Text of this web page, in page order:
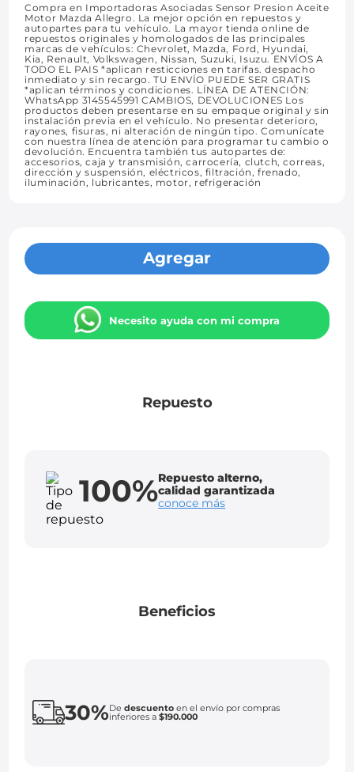
Compra en Importadoras Asociadas Sensor Presion Aceite
Motor Mazda Allegro. La mejor opción en repuestos y
autopartes para tu vehículo. La mayor tienda online de
repuestos originales y homologados de las principales
marcas de vehículos: Chevrolet, Mazda, Ford, Hyundai,
Kia, Renault, Volkswagen, Nissan, Suzuki, Isuzu. ENVÍOS A
TODO EL PAIS *aplican resticciones en tarifas. despacho
inmediato y sin recargo. TU ENVÍO PUEDE SER GRATIS
*aplican términos y condiciones. LÍNEA DE ATENCIÓN:
WhatsApp 3145545991 CAMBIOS, DEVOLUCIONES Los
productos deben presentarse en su empaque original y sin
instalación previa en el vehículo. No presentar deterioro,
rayones, fisuras, ni alteración de ningún tipo. Comunícate
con nuestra línea de atención para programar tu cambio o
devolución. Encuentra también tus autopartes de:
accesorios, caja y transmisión, carrocería, clutch, correas,
dirección y suspensión, eléctricos, filtración, frenado,
iluminación, lubricantes, motor, refrigeración
Agregar
Necesito ayuda con mi compra
Repuesto
100%Repuesto alterno,
calidad garantizada
conoce más
Beneficios
30%Dedescuento en el envío por compras
inferiores a$190.000